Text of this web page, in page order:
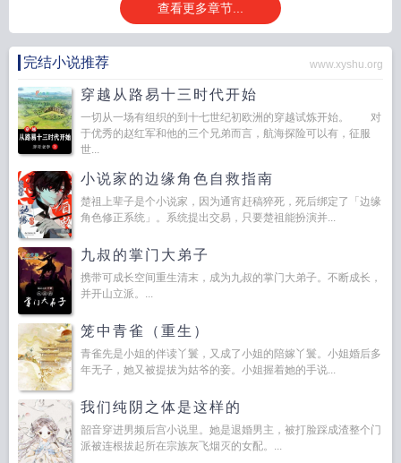
查看更多章节...
完结小说推荐 www.xyshu.org
穿越从路易十三时代开始
一切从一场有组织的到十七世纪初欧洲的穿越试炼开始。 对
于优秀的赵红军和他的三个兄弟而言，航海探险可以有，征服
世...
小说家的边缘角色自救指南
楚祖上辈子是个小说家，因为通宵赶稿猝死，死后绑定了「边缘
角色修正系统」。系统提出交易，只要楚祖能扮演并...
九叔的掌门大弟子
携带可成长空间重生清末，成为九叔的掌门大弟子。不断成长，
并开山立派。...
笼中青雀（重生）
青雀先是小姐的伴读丫鬟，又成了小姐的陪嫁丫鬟。小姐婚后多
年无子，她又被提拔为姑爷的妾。小姐握着她的手说...
我们纯阴之体是这样的
韶音穿进男频后宫小说里。她是退婚男主，被打脸踩成渣整个门
派被连根拔起所在宗族灰飞烟灭的女配。...